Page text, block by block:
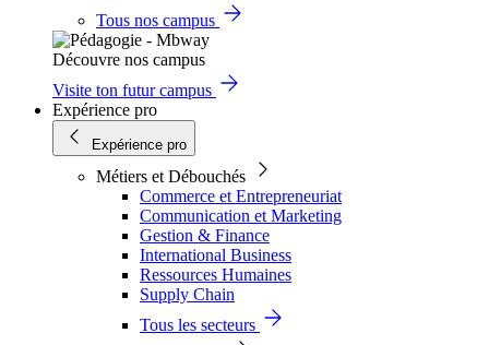
Tous nos campus
Découvre nos campus
Visite ton futur campus
Expérience pro
Expérience pro
Métiers et Débouchés
Commerce et Entrepreneuriat
Communication et Marketing
Gestion & Finance
International Business
Ressources Humaines
Supply Chain
Tous les secteurs